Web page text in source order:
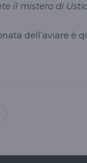
il mistero di
dell’aviare è